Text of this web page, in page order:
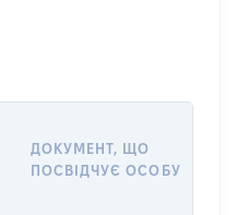
ДОКУМЕНТ, ЩО
ПОСВІДЧУЄ ОСОБУ